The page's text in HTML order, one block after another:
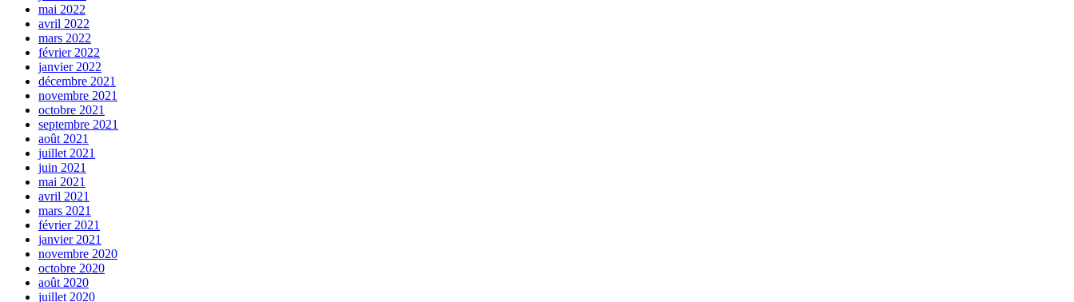
mai 2022
avril 2022
mars 2022
février 2022
janvier 2022
décembre 2021
novembre 2021
octobre 2021
septembre 2021
août 2021
juillet 2021
juin 2021
mai 2021
avril 2021
mars 2021
février 2021
janvier 2021
novembre 2020
octobre 2020
août 2020
juillet 2020